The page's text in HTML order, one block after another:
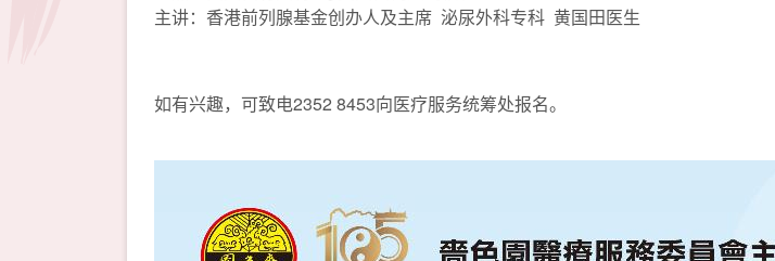
主讲：香港前列腺基金创办人及主席 泌尿外科专科 黄国田医生
如有兴趣，可致电2352 8453向医疗服务统筹处报名。